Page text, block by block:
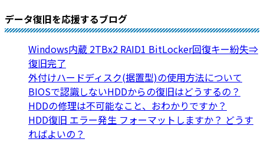
データ復旧を応援するブログ
Windows内蔵 2TBx2 RAID1 BitLocker回復キー紛失⇒
復旧完了
外付けハードディスク(据置型)の使用方法について
BIOSで認識しないHDDからの復旧はどうするの？
HDDの修理は不可能なこと、おわかりですか？
HDD復旧 エラー発生 フォーマットしますか？ どうす
ればよいの？